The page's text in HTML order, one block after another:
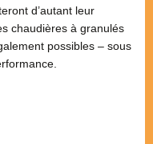
d’autant leur
chaudières à granulés
possibles – sous